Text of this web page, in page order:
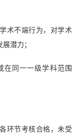
术不端行为，对学术
潜力；
在同一一级学科范围
环节考核合格，未受